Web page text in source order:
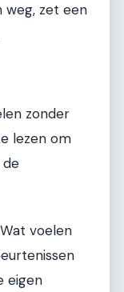
weg, zet een
zonder
lezen om
de
voelen
eigen